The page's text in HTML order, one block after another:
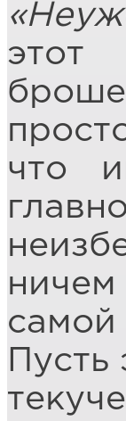
этот
что
ничем
самой